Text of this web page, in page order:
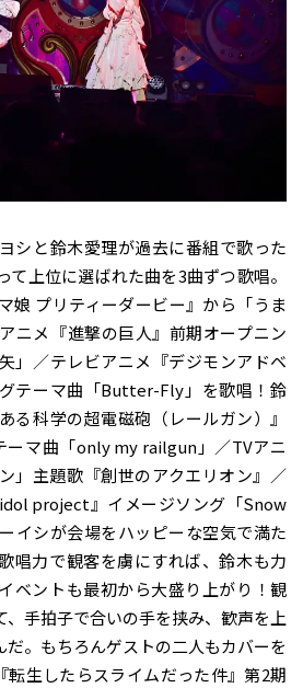
シと鈴木愛理が過去に番組で歌った
て上位に選ばれた曲を3曲ずつ歌唱。
娘 プリティーダービー』から「うま
ニメ『進撃の巨人』前期オープニン
」／テレビアニメ『デジモンアドベ
テーマ曲「Butter-Fly」を歌唱！鈴
る科学の超電磁砲（レールガン）』
ーマ曲「only my railgun」／TVアニ
」主題歌『創世のアクエリオン』／
idol project』イメージソング「Snow
イシが会場をハッピーな空気で満た
唱力で観客を虜にすれば、鈴木も力
ベントも最初から大盛り上がり！観
、手拍子で合いの手を挟み、歓声を上
だ。もちろんゲストの二人もカバーを
転生したらスライムだった件』第2期